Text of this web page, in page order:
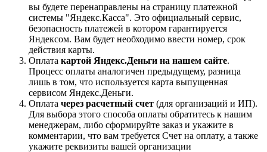
вы будете перенаправлены на страницу платежной
системы "Яндекс.Касса". Это официальный сервис,
безопасность платежей в котором гарантируется
Яндексом. Вам будет необходимо ввести номер, срок
действия карты.
Оплата картой Яндекс.Деньги на нашем сайте.
Процесс оплаты аналогичен предыдущему, разница
лишь в том, что используется карта выпущенная
сервисом Яндекс.Деньги.
Оплата через расчетный счет (для организаций и ИП).
Для выбора этого способа оплаты обратитесь к нашим
менеджерам, либо сформируйте заказ и укажите в
комментарии, что вам требуется Счет на оплату, а также
укажите реквизиты вашей организации